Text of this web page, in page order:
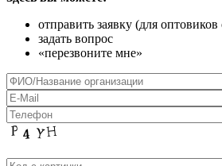
отправить заявку (для
задать вопрос
«перезвоните мне»